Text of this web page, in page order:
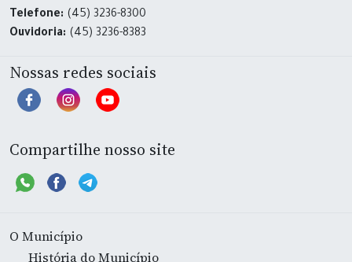
Telefone: (45) 3236-8300
Ouvidoria: (45) 3236-8383
Nossas redes sociais
Compartilhe nosso site
O Município
História do Município